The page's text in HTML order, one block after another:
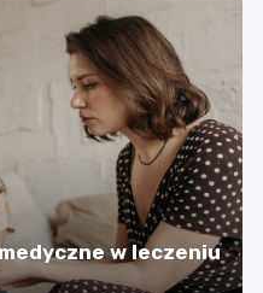
w leczeniu